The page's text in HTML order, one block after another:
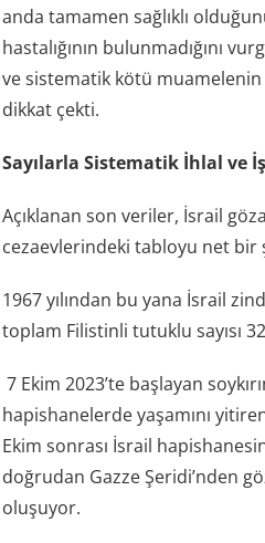
anda tamamen sağlıklı
hastalığının bulunmadığını
ve sistematik kötü
dikkat çekti.
Sayılarla Sistematik İhlal ve
Açıklanan son veriler, İsrail
cezaevlerindeki tabloyu net bir
1967 yılından bu yana İsrail
toplam Filistinli tutuklu sayısı
7 Ekim 2023’te başlayan
hapishanelerde yaşamını
Ekim sonrası İsrail
doğrudan Gazze Şeridi’nden
oluşuyor.